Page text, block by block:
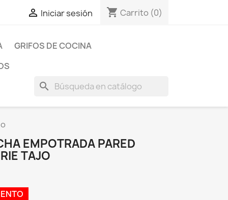
 Iniciar sesión shopping_cart Carrito (0)
GRIFOS DE COCINA
search
EMPOTRADA PARED
TAJO